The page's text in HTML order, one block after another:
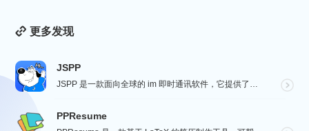
更多发现
JSPP
JSPP 是一款面向全球的 im 即时通讯软件，它提供了安全、稳定、高效的通讯服务，免费音视频通话，...
PPResume